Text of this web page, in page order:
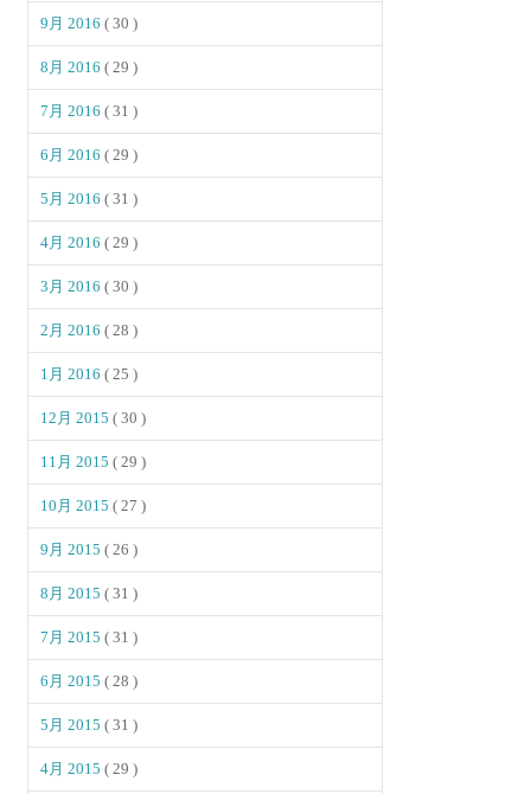
9月 2016( 30 )
8月 2016( 29 )
7月 2016( 31 )
6月 2016( 29 )
5月 2016( 31 )
4月 2016( 29 )
3月 2016( 30 )
2月 2016( 28 )
1月 2016( 25 )
12月 2015( 30 )
11月 2015( 29 )
10月 2015( 27 )
9月 2015( 26 )
8月 2015( 31 )
7月 2015( 31 )
6月 2015( 28 )
5月 2015( 31 )
4月 2015( 29 )